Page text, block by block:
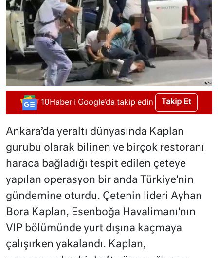
10Haber'i Google'da takip edin Takip Et
Ankara’da yeraltı dünyasında Kaplan
gurubu olarak bilinen ve birçok restoranı
haraca bağladığı tespit edilen çeteye
yapılan operasyon bir anda Türkiye’nin
gündemine oturdu. Çetenin lideri Ayhan
Bora Kaplan, Esenboğa Havalimanı’nın
VIP bölümünde yurt dışına kaçmaya
çalışırken yakalandı. Kaplan,